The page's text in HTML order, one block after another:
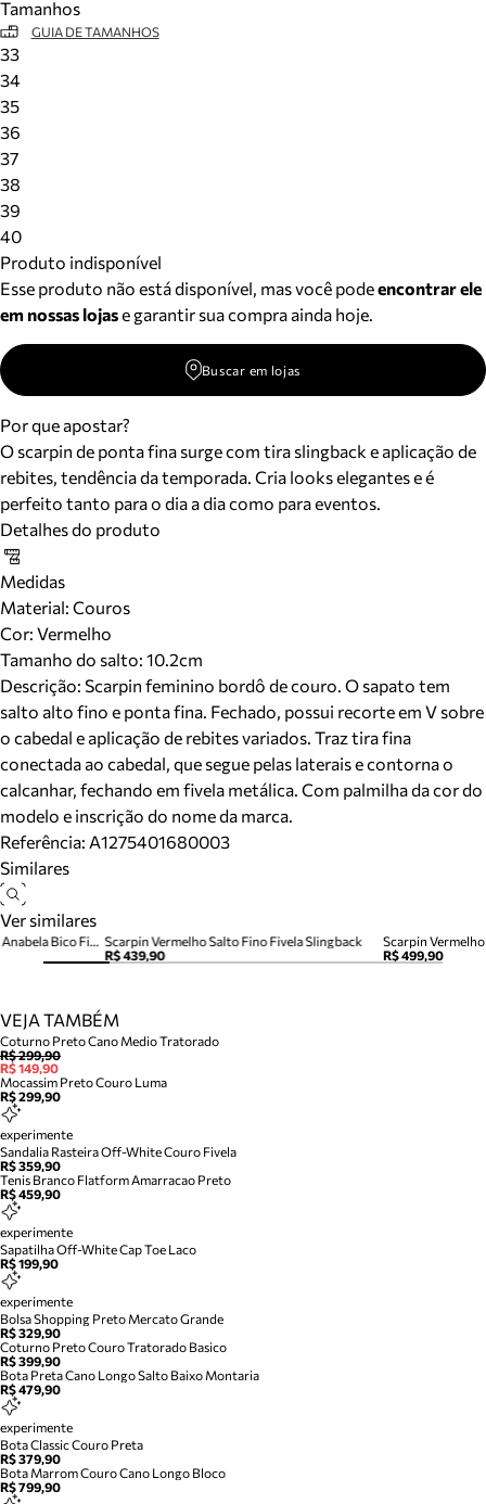
Tamanhos
GUIA DE TAMANHOS
33
34
35
36
37
38
39
40
Produto indisponível
Esse produto não está disponível, mas você podeencontrar ele
em nossas lojase garantir sua compra ainda hoje.
Buscar em lojas
Por que apostar?
O scarpin de ponta fina surge com tira slingback e aplicação de
rebites, tendência da temporada. Cria looks elegantes e é
perfeito tanto para o dia a dia como para eventos.
Detalhes do produto
Medidas
Material: Couros
Cor: Vermelho
Tamanho do salto: 10.2cm
Descrição: Scarpin feminino bordô de couro. O sapato tem
salto alto fino e ponta fina. Fechado, possui recorte em V sobre
o cabedal e aplicação de rebites variados. Traz tira fina
conectada ao cabedal, que segue pelas laterais e contorna o
calcanhar, fechando em fivela metálica. Com palmilha da cor do
modelo e inscrição do nome da marca.
Referência: A1275401680003
Similares
Ver similares
Scarpin Vermelho Salto Fino Fivela Slingback
R$ 439,90
R$ 499,90
Scarpin Vermelho Couro Salto Anabela Bico Fino
VEJA TAMBÉM
Coturno Preto Cano Medio Tratorado
R$ 299,90
R$ 149,90
Mocassim Preto Couro Luma
R$ 299,90
experimente
Sandalia Rasteira Off-White Couro Fivela
R$ 359,90
Tenis Branco Flatform Amarracao Preto
R$ 459,90
experimente
Sapatilha Off-White Cap Toe Laco
R$ 199,90
experimente
Bolsa Shopping Preto Mercato Grande
R$ 329,90
Coturno Preto Couro Tratorado Basico
R$ 399,90
Bota Preta Cano Longo Salto Baixo Montaria
R$ 479,90
experimente
Bota Classic Couro Preta
R$ 379,90
Bota Marrom Couro Cano Longo Bloco
R$ 799,90